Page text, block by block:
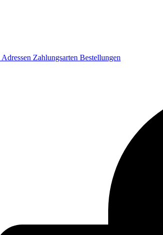
Adressen Zahlungsarten Bestellungen